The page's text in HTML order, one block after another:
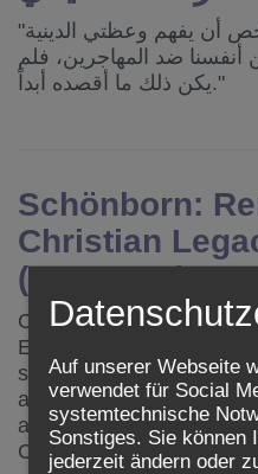
"لا يجب على أي شخص أن يفهم وعظتي الدينية
أنفسنا ضد المهاجرين، فلم
يكن ذلك ما أقصده أبداً."
Schönborn:
Christian
(ENGLISH)
Cardinal Schönborn's
Europeans: We are the
squandered his
at fault for our weakness,
advantage of it. Hope
Christ, the gospel and
Auf unserer Webseite
verwendet für Social
systemtechnische
Sonstiges. Sie können
jederzeit ändern oder